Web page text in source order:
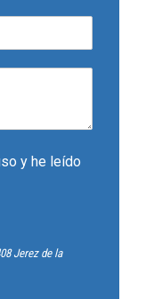
y he leído
Jerez de la